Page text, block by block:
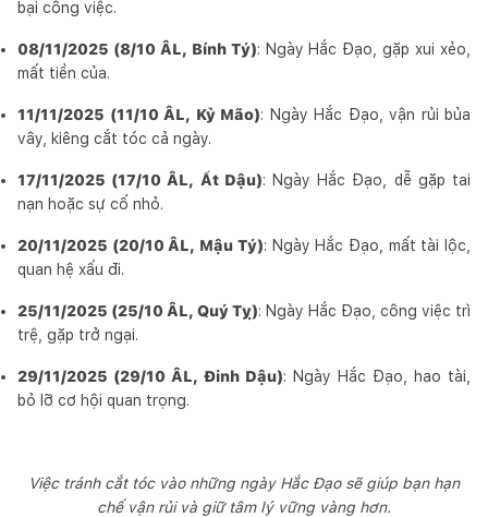
bại công việc.
08/11/2025 (8/10 ÂL, Bính Tý): Ngày Hắc Đạo, gặp xui xẻo,
mất tiền của.
11/11/2025 (11/10 ÂL, Kỷ Mão): Ngày Hắc Đạo, vận rủi bủa
vây, kiêng cắt tóc cả ngày.
17/11/2025 (17/10 ÂL, Ất Dậu): Ngày Hắc Đạo, dễ gặp tai
nạn hoặc sự cố nhỏ.
20/11/2025 (20/10 ÂL, Mậu Tý): Ngày Hắc Đạo, mất tài lộc,
quan hệ xấu đi.
25/11/2025 (25/10 ÂL, Quý Tỵ): Ngày Hắc Đạo, công việc trì
trệ, gặp trở ngại.
29/11/2025 (29/10 ÂL, Đinh Dậu): Ngày Hắc Đạo, hao tài,
bỏ lỡ cơ hội quan trọng.
Việc tránh cắt tóc vào những ngày Hắc Đạo sẽ giúp bạn hạn
chế vận rủi và giữ tâm lý vững vàng hơn.